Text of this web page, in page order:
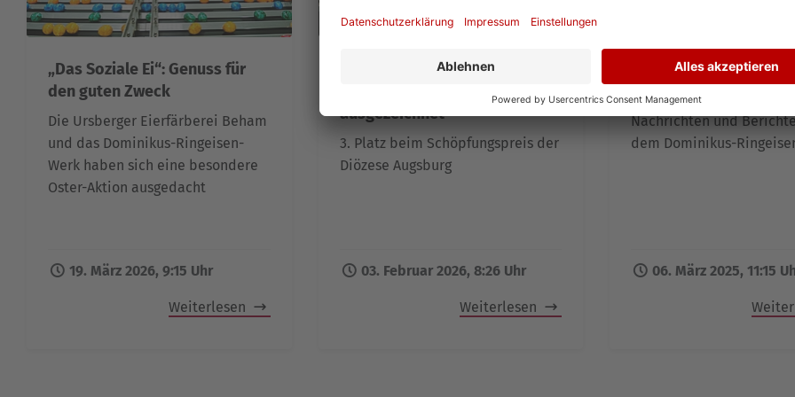
„Das Soziale Ei“: Genuss für
den guten Zweck
Die Ursberger Eierfärberei Beham
und das Dominikus-Ringeisen-
Werk haben sich eine besondere
Oster-Aktion ausgedacht
19. März 2026, 9:15 Uhr
Weiterlesen
Zentralküche des Dominikus-
ausgezeichnet
3. Platz beim Schöpfungspreis der
Diözese Augsburg
03. Februar 2026, 8:26 Uhr
Weiterlesen
Die neue GEMEINSAM-
1/2025 jetzt online
Nachrichten und
dem Dominikus-
06. März 2025, 11:15